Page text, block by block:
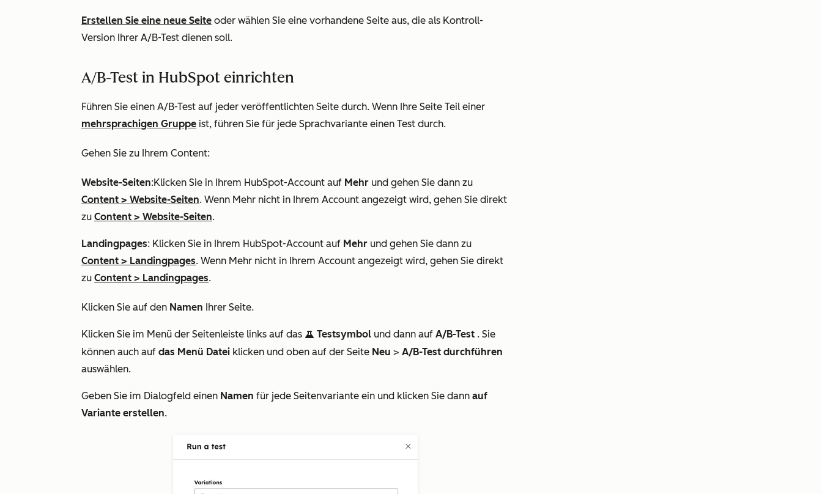
Erstellen Sie eine neue Seite oder wählen Sie eine vorhandene Seite aus, die als Kontroll-
Version Ihrer A/B-Test dienen soll.
A/B-Test in HubSpot einrichten
Führen Sie einen A/B-Test auf jeder veröffentlichten Seite durch. Wenn Ihre Seite Teil einer
mehrsprachigen Gruppe ist, führen Sie für jede Sprachvariante einen Test durch.
Gehen Sie zu Ihrem Content:
Website-Seiten:Klicken Sie in Ihrem HubSpot-Account auf Mehr und gehen Sie dann zu
Content > Website-Seiten. Wenn Mehr nicht in Ihrem Account angezeigt wird, gehen Sie direkt
zu Content > Website-Seiten.
Landingpages: Klicken Sie in Ihrem HubSpot-Account auf Mehr und gehen Sie dann zu
Content > Landingpages. Wenn Mehr nicht in Ihrem Account angezeigt wird, gehen Sie direkt
zu Content > Landingpages.
Klicken Sie auf den Namen Ihrer Seite.
Klicken Sie im Menü der Seitenleiste links auf das testIcon Testsymbol und dann auf A/B-Test . Sie
können auch auf das Menü Datei klicken und oben auf der Seite Neu > A/B-Test durchführen
auswählen.
Geben Sie im Dialogfeld einen Namen für jede Seitenvariante ein und klicken Sie dann auf
Variante erstellen.